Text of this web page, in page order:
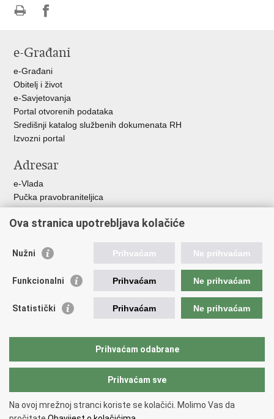
Facebooku
e-Građani
e-Građani
Obitelj i život
e-Savjetovanja
Portal otvorenih podataka
Središnji katalog službenih dokumenata RH
Izvozni portal
Adresar
e-Vlada
Pučka pravobraniteljica
Pravobraniteljica za ravnopravnost spolova
Pravobraniteljica za djecu
Povjerenik za informiranje
Korisne poveznice
Hrvatski sabor
Državni zavod za statistiku
Agencija za pravni promet i posredovanje nekretninama
Nacionalni plan oporavka i otpornosti
Povratak na vrh
Ova stranica upotrebljava kolačiće
Nužni Prihvaćam Ne prihvaćam
Funkcionalni Prihvaćam Ne prihvaćam
Statistički Prihvaćam Ne prihvaćam
Prihvaćam odabrane
Prihvaćam sve
Na ovoj mrežnoj stranci koriste se kolačići. Molimo Vas da